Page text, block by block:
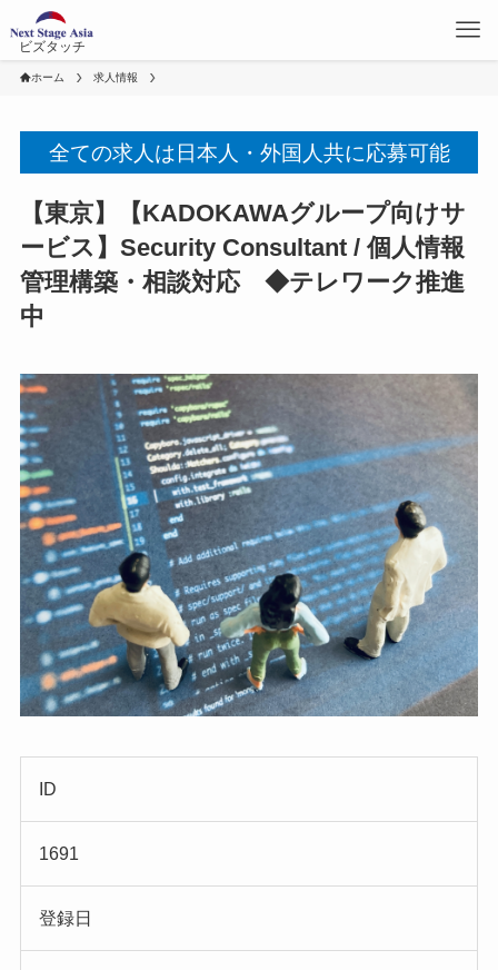
ビズタッチ
ホーム 求人情報
全ての求人は日本人・外国人共に応募可能
【東京】【KADOKAWAグループ向けサ
ービス】Security Consultant / 個人情報
管理構築・相談対応 ◆テレワーク推進
中
ID
1691
登録日